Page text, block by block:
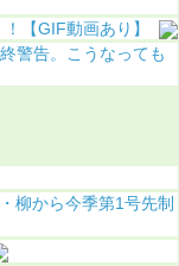
【GIF動画あり】
警告。こうなっても
柳から今季第1号先制